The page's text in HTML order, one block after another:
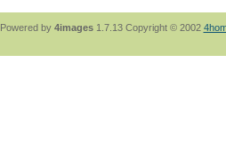
jan-lukas:geschrieben am: 28. 4. 2026 -
Powered by 4images1.7.13 Copyright © 2002